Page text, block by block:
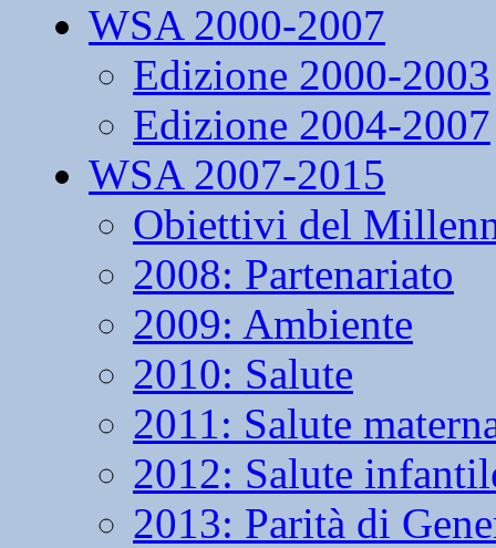
WSA 2000-2007
Edizione 2000-2003
Edizione 2004-2007
WSA 2007-2015
Obiettivi del
2008: Partenariato
2009: Ambiente
2010: Salute
2011: Salute
2012: Salute
2013: Parità di